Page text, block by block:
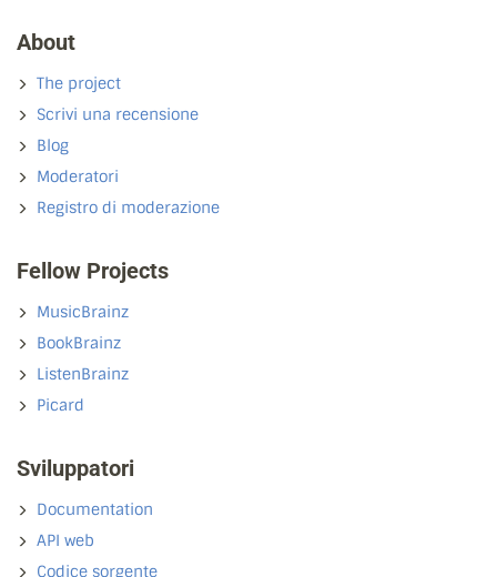
About
The project
Scrivi una recensione
Blog
Moderatori
Registro di moderazione
Fellow Projects
MusicBrainz
BookBrainz
ListenBrainz
Picard
Sviluppatori
Documentation
API web
Codice sorgente